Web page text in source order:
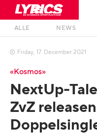
ALLE NEWS
 Friday, 17. December 2021
«Kosmos»
NextUp-
ZvZ